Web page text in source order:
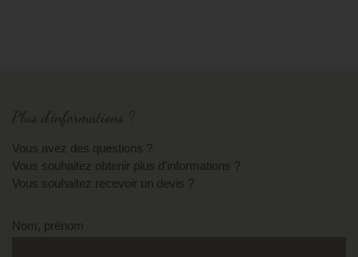
Plus d'informations ?
Vous avez des questions ?
Vous souhaitez obtenir plus d'informations ?
Vous souhaitez recevoir un devis ?
Nom, prénom